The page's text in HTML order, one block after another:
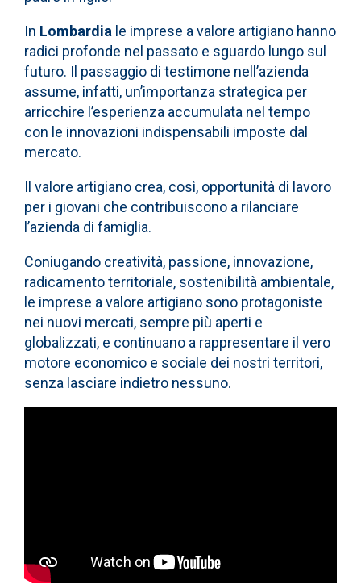
In Lombardia le imprese a valore artigiano hanno
radici profonde nel passato e sguardo lungo sul
futuro. Il passaggio di testimone nell’azienda
assume, infatti, un’importanza strategica per
arricchire l’esperienza accumulata nel tempo
con le innovazioni indispensabili imposte dal
mercato.
Il valore artigiano crea, così, opportunità di lavoro
per i giovani che contribuiscono a rilanciare
l’azienda di famiglia.
Coniugando creatività, passione, innovazione,
radicamento territoriale, sostenibilità ambientale,
le imprese a valore artigiano sono protagoniste
nei nuovi mercati, sempre più aperti e
globalizzati, e continuano a rappresentare il vero
motore economico e sociale dei nostri territori,
senza lasciare indietro nessuno.